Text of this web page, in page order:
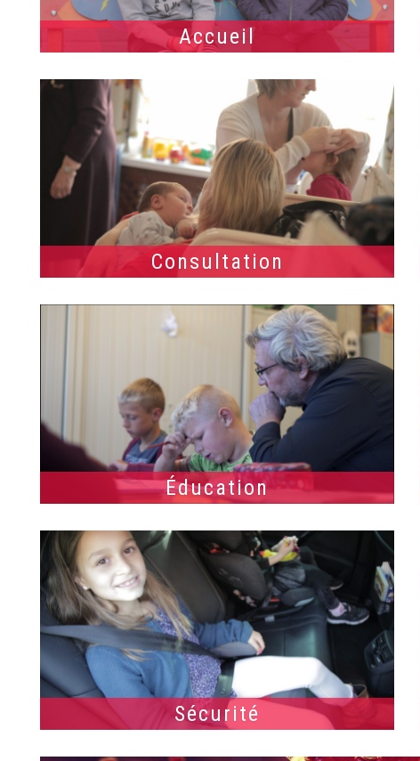
Accueil
Consultation
Éducation
Sécurité